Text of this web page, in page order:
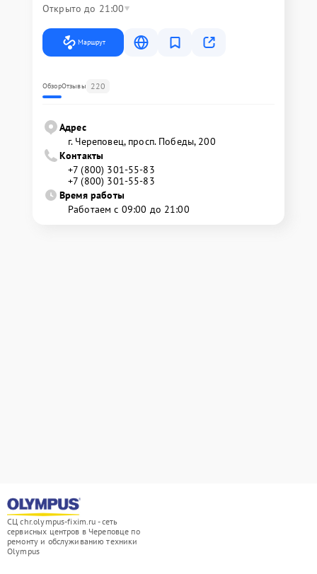
Открыто до 21:00
Маршрут
ОбзорОтзывы 220
Адрес
г. Череповец, просп. Победы, 200
Контакты
+7 (800) 301-55-83
+7 (800) 301-55-83
Время работы
Работаем с 09:00 до 21:00
СЦ chr.olympus-fixim.ru - сеть
сервисных центров в Череповце по
ремонту и обслуживанию техники
Olympus